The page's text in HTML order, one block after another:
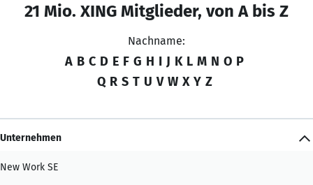
21 Mio. XING Mitglieder, von A bis Z
Nachname:
A B C D E F G H I J K L M N O P
Q R S T U V W X Y Z
Unternehmen
New Work SE